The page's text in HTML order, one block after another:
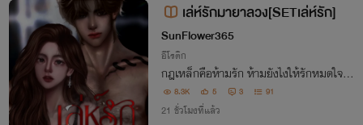
เล่ห์รักมายาลวง[SETเล่ห์รัก]
SunFlower365
อีโรติก
กฎเหล็กคือห้ามรัก ห้ามยังไงให้รักหมดใจ...
8.3K 5 3 91
21 ชั่วโมงที่แล้ว